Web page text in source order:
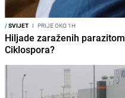
/SVIJET I PRIJE OKO 1H
Hiljade zaraženih
Ciklospora?